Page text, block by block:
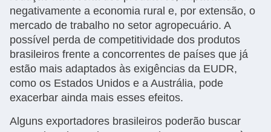
negativamente a economia rural e, por extensão, o
mercado de trabalho no setor agropecuário. A
possível perda de competitividade dos produtos
brasileiros frente a concorrentes de países que já
estão mais adaptados às exigências da EUDR,
como os Estados Unidos e a Austrália, pode
exacerbar ainda mais esses efeitos.
Alguns exportadores brasileiros poderão buscar